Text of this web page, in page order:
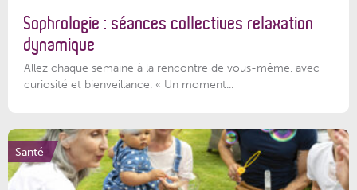
Sophrologie : séances collectives relaxation
dynamique
Allez chaque semaine à la rencontre de vous-même, avec
curiosité et bienveillance. « Un moment...
Santé